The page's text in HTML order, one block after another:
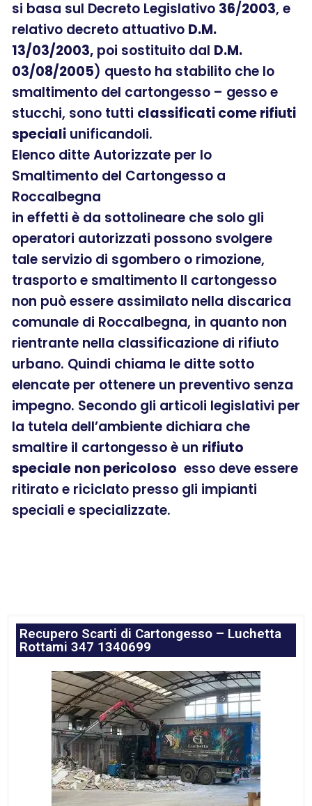
si basa sul Decreto Legislativo 36/2003, e
relativo decreto attuativo D.M.
13/03/2003, poi sostituito dal D.M.
03/08/2005) questo ha stabilito che lo
smaltimento del cartongesso – gesso e
stucchi, sono tutti classificati come rifiuti
speciali unificandoli.
Elenco ditte Autorizzate per lo
Smaltimento del Cartongesso a
Roccalbegna
in effetti è da sottolineare che solo gli
operatori autorizzati possono svolgere
tale servizio di sgombero o rimozione,
trasporto e smaltimento Il cartongesso
non può essere assimilato nella discarica
comunale di Roccalbegna, in quanto non
rientrante nella classificazione di rifiuto
urbano. Quindi chiama le ditte sotto
elencate per ottenere un preventivo senza
impegno. Secondo gli articoli legislativi per
la tutela dell’ambiente dichiara che
smaltire il cartongesso è un rifiuto
speciale non pericoloso esso deve essere
ritirato e riciclato presso gli impianti
speciali e specializzate.
Recupero Scarti di Cartongesso – Luchetta
Rottami 347 1340699